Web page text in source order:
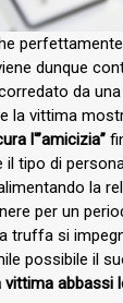
dunque
da
la vittima
l'”amicizia”
tipo di
la
per un
truffa si
possibile il
vittima abbassi